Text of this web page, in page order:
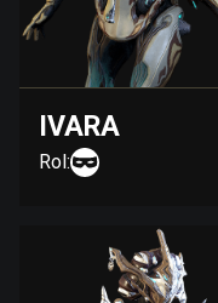
IVARA
Rol: